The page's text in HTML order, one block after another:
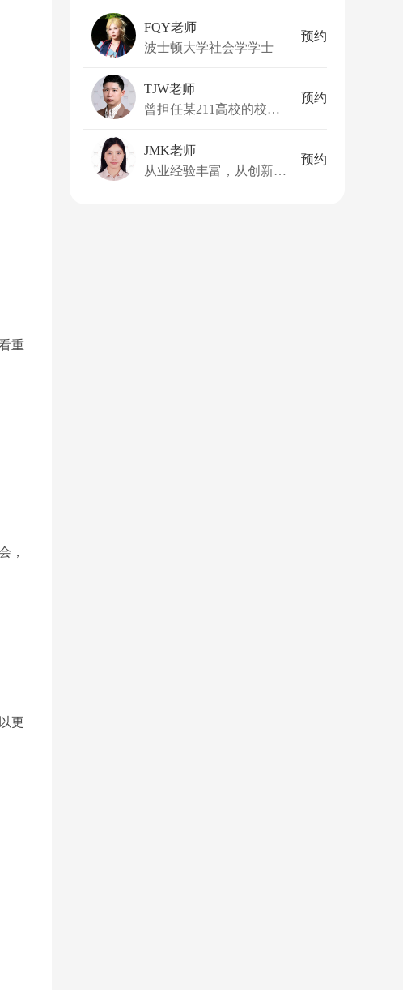
重
，
更
FQY老师
波士顿大学社会学学士
预约
TJW老师
曾担任某211高校的校外导师
预约
JMK老师
从业经验丰富，从创新药企中的项目管理，到大型药企的医药投资，再到世界前十的市场调研公司的咨询顾问
预约